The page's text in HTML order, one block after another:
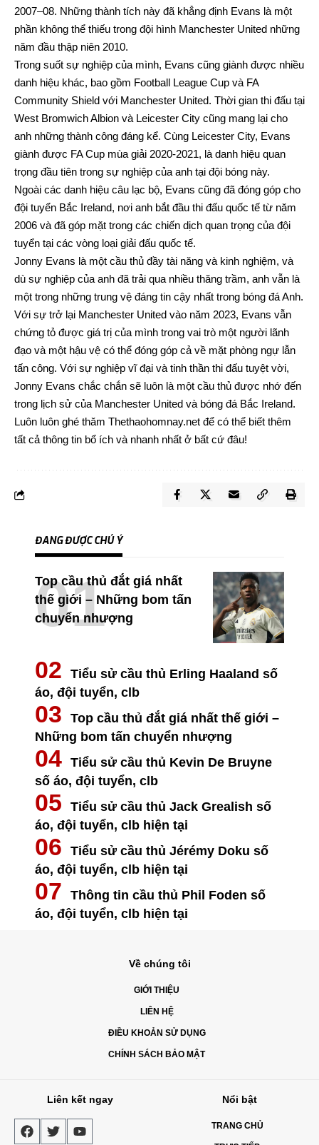
2007–08. Những thành tích này đã khẳng định Evans là một
phần không thể thiếu trong đội hình Manchester United những
năm đầu thập niên 2010.
Trong suốt sự nghiệp của mình, Evans cũng giành được nhiều
danh hiệu khác, bao gồm Football League Cup và FA
Community Shield với Manchester United. Thời gian thi đấu tại
West Bromwich Albion và Leicester City cũng mang lại cho
anh những thành công đáng kể. Cùng Leicester City, Evans
giành được FA Cup mùa giải 2020-2021, là danh hiệu quan
trọng đầu tiên trong sự nghiệp của anh tại đội bóng này.
Ngoài các danh hiệu câu lạc bộ, Evans cũng đã đóng góp cho
đội tuyển Bắc Ireland, nơi anh bắt đầu thi đấu quốc tế từ năm
2006 và đã góp mặt trong các chiến dịch quan trọng của đội
tuyển tại các vòng loại giải đấu quốc tế.
Jonny Evans là một cầu thủ đầy tài năng và kinh nghiệm, và
dù sự nghiệp của anh đã trải qua nhiều thăng trầm, anh vẫn là
một trong những trung vệ đáng tin cậy nhất trong bóng đá Anh.
Với sự trở lại Manchester United vào năm 2023, Evans vẫn
chứng tỏ được giá trị của mình trong vai trò một người lãnh
đạo và một hậu vệ có thể đóng góp cả về mặt phòng ngự lẫn
tấn công. Với sự nghiệp vĩ đại và tinh thần thi đấu tuyệt vời,
Jonny Evans chắc chắn sẽ luôn là một cầu thủ được nhớ đến
trong lịch sử của Manchester United và bóng đá Bắc Ireland.
Luôn luôn ghé thăm Thethaohomnay.net để có thể biết thêm
tất cả thông tin bổ ích và nhanh nhất ở bất cứ đâu!
ĐANG ĐƯỢC CHÚ Ý
Top cầu thủ đắt giá nhất
thế giới – Những bom tấn
chuyển nhượng
Tiểu sử cầu thủ Erling Haaland số
áo, đội tuyển, clb
Top cầu thủ đắt giá nhất thế giới –
Những bom tấn chuyển nhượng
Tiểu sử cầu thủ Kevin De Bruyne
số áo, đội tuyển, clb
Tiểu sử cầu thủ Jack Grealish số
áo, đội tuyển, clb hiện tại
Tiểu sử cầu thủ Jérémy Doku số
áo, đội tuyển, clb hiện tại
Thông tin cầu thủ Phil Foden số
áo, đội tuyển, clb hiện tại
Về chúng tôi
GIỚI THIỆU
LIÊN HỆ
ĐIỀU KHOẢN SỬ DỤNG
CHÍNH SÁCH BẢO MẬT
Liên kết ngay Nổi bật
TRANG CHỦ